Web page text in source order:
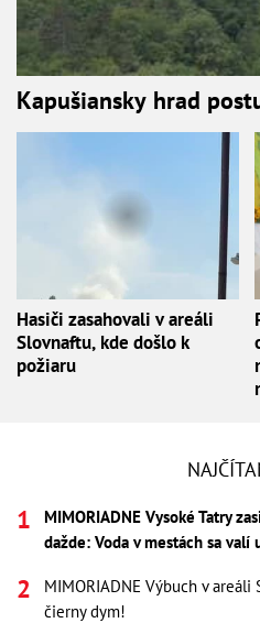
Kapušiansky hrad
Hasiči zasahovali v areáli
Slovnaftu, kde došlo k
požiaru
MIMORIADNE Vysoké Tatry
dažde: Voda v mestách sa valí
MIMORIADNE Výbuch v
čierny dym!